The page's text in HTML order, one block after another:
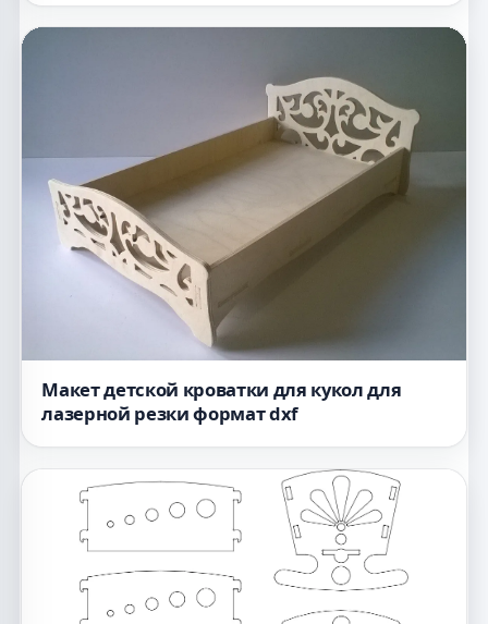
Макет детской кроватки для кукол для
лазерной резки формат dxf